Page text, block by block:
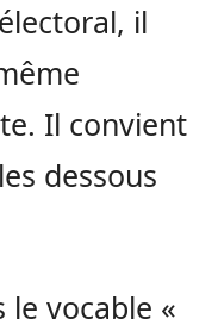
il
Il convient
dessous
le vocable «